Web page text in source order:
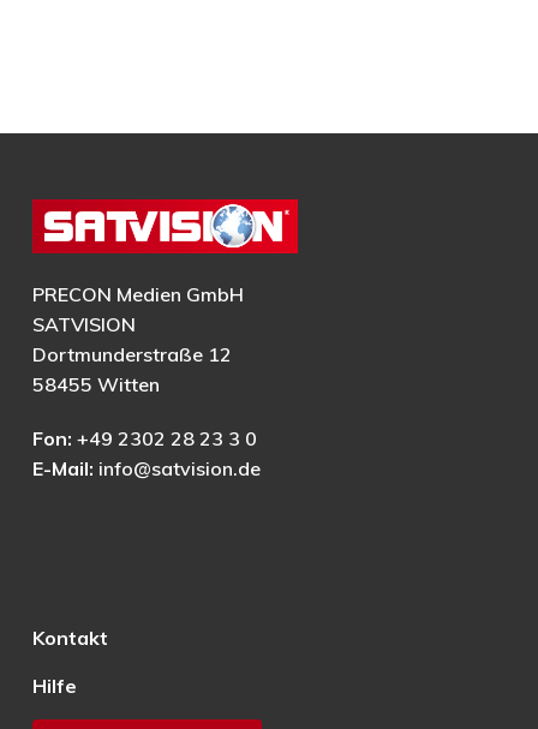
PRECON Medien GmbH
SATVISION
Dortmunderstraße 12
58455 Witten
Fon: +49 2302 28 23 3 0
E-Mail: info@satvision.de
Kontakt
Hilfe